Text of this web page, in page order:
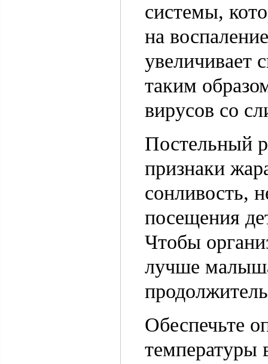
системы,
на
увеличивает
таким
вирусов со
Постельный
признаки
сонливость,
посещения
Чтобы
лучше
Обеспечьте
температуры